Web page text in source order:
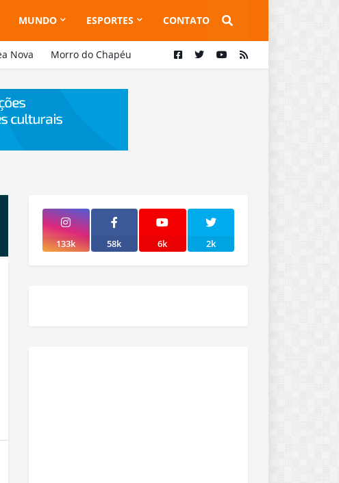
MUNDO ESPORTES CONTATO
Nova Morro do Chapéu
133k 58k 6k 2k